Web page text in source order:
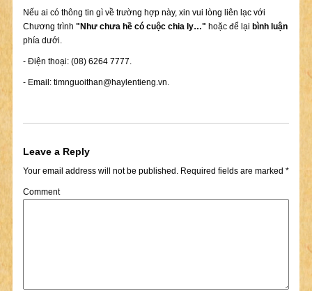
Nếu ai có thông tin gì về trường hợp này, xin vui lòng liên lạc với
Chương trình "Như chưa hề có cuộc chia ly…" hoặc để lại bình luận
phía dưới.
- Điện thoại: (08) 6264 7777.
- Email: timnguoithan@haylentieng.vn.
Leave a Reply
Your email address will not be published.Required fields are marked *
Comment